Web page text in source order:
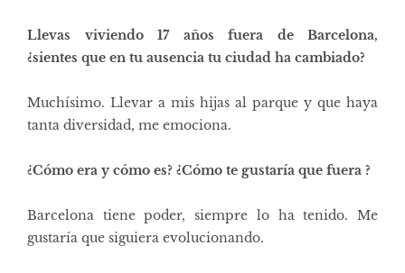
Llevas viviendo 17 años fuera de Barcelona,
¿sientes que en tu ausencia tu ciudad ha cambiado?
Muchísimo. Llevar a mis hijas al parque y que haya
tanta diversidad, me emociona.
¿Cómo era y cómo es? ¿Cómo te gustaría que fuera ?
Barcelona tiene poder, siempre lo ha tenido. Me
gustaría que siguiera evolucionando.